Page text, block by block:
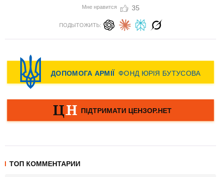
Мне нравится 35
ПОДЫТОЖИТЬ:
ТОП КОММЕНТАРИИ